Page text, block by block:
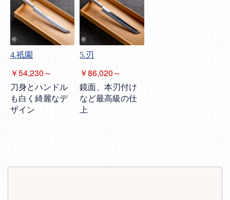
4.祇園
￥54,230～
刀身とハンドル
も白く綺麗なデ
ザイン
5.刃
￥86,020～
鏡面、本刃付け
など最高級の仕
上